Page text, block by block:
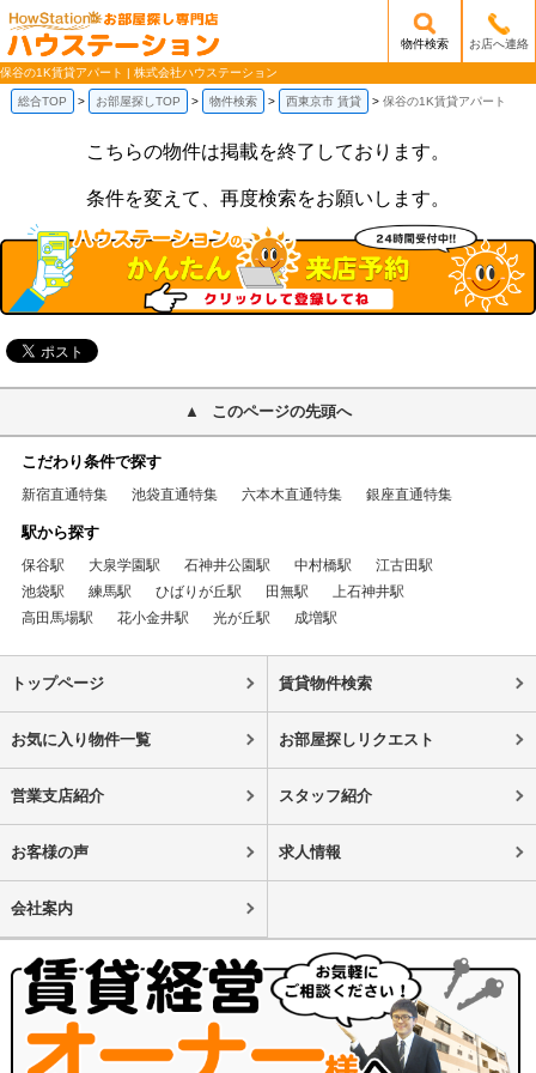
/mobile_img/head-logo.png
物件検索 お店へ連絡
保谷の1K賃貸アパート | 株式会社ハウステーション
総合TOP お部屋探しTOP 物件検索 西東京市 賃貸 保谷の1K賃貸アパート
こちらの物件は掲載を終了しております。
条件を変えて、再度検索をお願いします。
このページの先頭へ
こだわり条件で探す
新宿直通特集 池袋直通特集 六本木直通特集 銀座直通特集
駅から探す
保谷駅 大泉学園駅 石神井公園駅 中村橋駅
江古田駅
池袋駅
練馬駅 ひばりが丘駅 田無駅
上石神井駅
高田馬場駅
花小金井駅 光が丘駅 成増駅
トップページ 賃貸物件検索
お気に入り物件一覧 お部屋探しリクエスト
営業支店紹介 スタッフ紹介
お客様の声 求人情報
会社案内